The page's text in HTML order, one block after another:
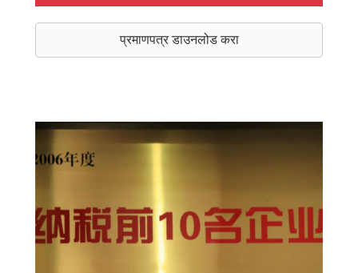
प्रमाणपत्र डाउनलोड करा